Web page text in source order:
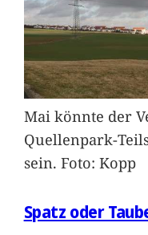
Mai könnte der
Quellenpark-
sein. Foto: Kopp
Spatz oder